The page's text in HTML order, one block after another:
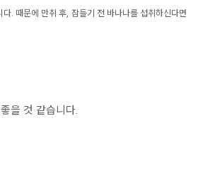
다. 때문에 만취 후, 잠들기 전 바나나를 섭취하신다면
을 것 같습니다.